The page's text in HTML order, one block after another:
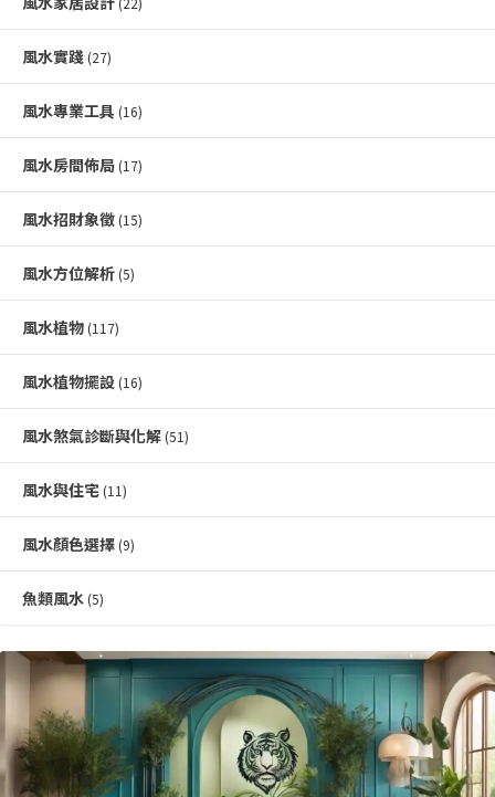
風水實踐 (27)
風水專業工具 (16)
風水房間佈局 (17)
風水招財象徵 (15)
風水方位解析 (5)
風水植物 (117)
風水植物擺設 (16)
風水煞氣診斷與化解 (51)
風水與住宅 (11)
風水顏色選擇 (9)
魚類風水 (5)